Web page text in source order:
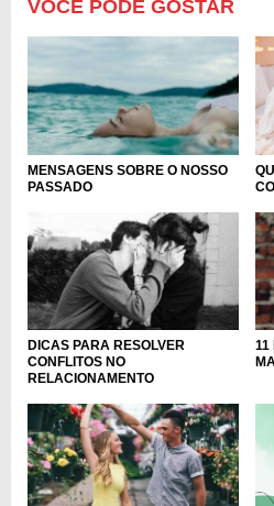
VOCÊ PODE GOSTAR
MENSAGENS SOBRE O NOSSO
PASSADO
DICAS PARA RESOLVER
CONFLITOS NO
RELACIONAMENTO
11